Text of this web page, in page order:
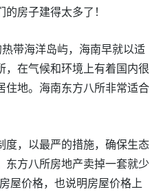
房子建得太多了！
带海洋岛屿，海南早就以适
，在气候和环境上有着国内很
住地。海南东方八所非常适合
度，以最严的措施，确保生态
东方八所房地产卖掉一套就少
屋价格，也说明房屋价格上